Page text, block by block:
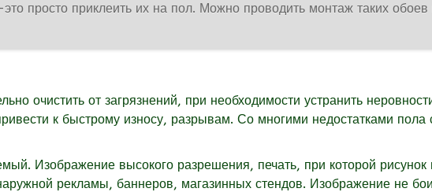
просто приклеить их на пол. Можно проводить монтаж таких
очистить от загрязнений, при необходимости устранить
к быстрому износу, разрывам. Со многими недостатками
Изображение высокого разрешения, печать, при которой рисунок
рекламы, баннеров, магазинных стендов. Изображение не